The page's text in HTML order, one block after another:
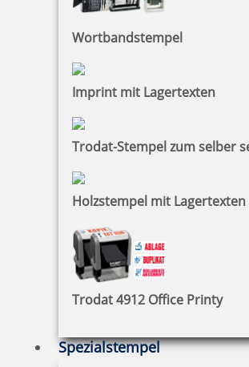
Wortbandstempel
Imprint mit Lagertexten
Trodat-Stempel zum selber
Holzstempel mit Lagertexten
Trodat 4912 Office Printy
Spezialstempel
Jetzt gestalten
Holzstempel mit Abdruck: weniger
20,80 €